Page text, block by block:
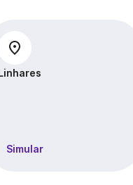
Simular